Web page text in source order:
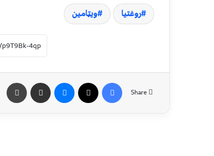
روغتیا ویټامین
Share